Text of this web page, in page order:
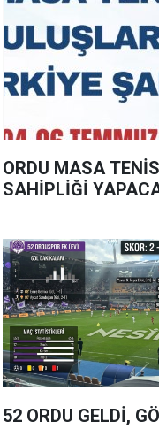
ORDU MASA
SAHİPLİĞİ
52 ORDU GELDİ,